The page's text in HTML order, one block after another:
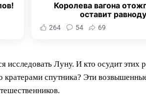
Королева вагона
оставит
264 54 69
исследовать Луну. И кто осудит этих
спутника? Эти